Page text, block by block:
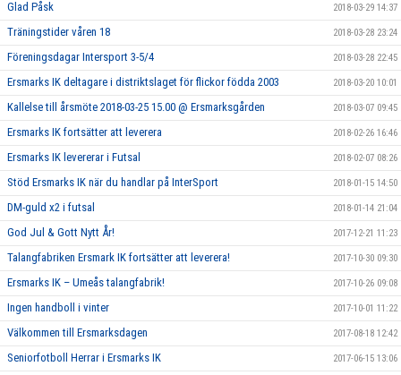
Glad Påsk 2018-03-29 14:37
Träningstider våren 18 2018-03-28 23:24
Föreningsdagar Intersport 3-5/4 2018-03-28 22:45
Ersmarks IK deltagare i distriktslaget för flickor födda 2003 2018-03-20 10:01
Kallelse till årsmöte 2018-03-25 15.00 @ Ersmarksgården 2018-03-07 09:45
Ersmarks IK fortsätter att leverera 2018-02-26 16:46
Ersmarks IK levererar i Futsal 2018-02-07 08:26
Stöd Ersmarks IK när du handlar på InterSport 2018-01-15 14:50
DM-guld x2 i futsal 2018-01-14 21:04
God Jul & Gott Nytt År! 2017-12-21 11:23
Talangfabriken Ersmark IK fortsätter att leverera! 2017-10-30 09:30
Ersmarks IK – Umeås talangfabrik! 2017-10-26 09:08
Ingen handboll i vinter 2017-10-01 11:22
Välkommen till Ersmarksdagen 2017-08-18 12:42
Seniorfotboll Herrar i Ersmarks IK 2017-06-15 13:06